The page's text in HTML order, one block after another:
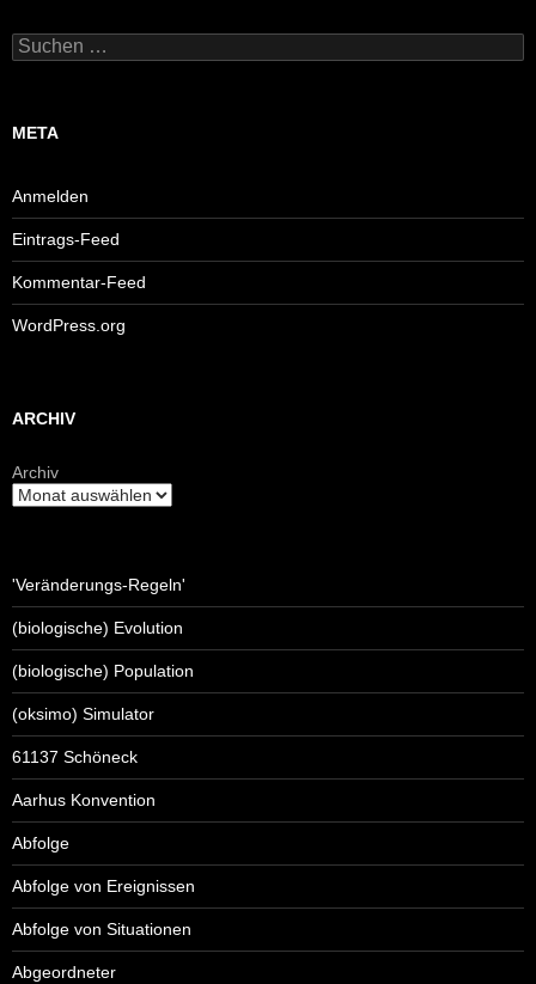
Suchen
nach:
META
Anmelden
Eintrags-Feed
Kommentar-Feed
WordPress.org
ARCHIV
Archiv
'Veränderungs-Regeln'
(biologische) Evolution
(biologische) Population
(oksimo) Simulator
61137 Schöneck
Aarhus Konvention
Abfolge
Abfolge von Ereignissen
Abfolge von Situationen
Abgeordneter